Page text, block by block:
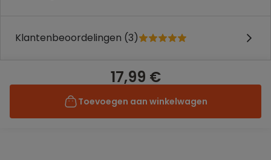
Klantenbeoordelingen (3)
17,99 €
Toevoegen aan winkelwagen